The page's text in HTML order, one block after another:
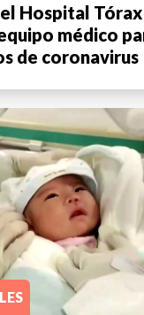
Hospital
médico
de coronavirus